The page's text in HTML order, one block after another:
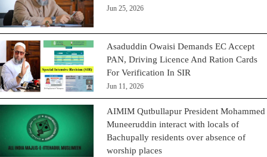
Jun 25, 2026
Asaduddin Owaisi Demands EC Accept
PAN, Driving Licence And Ration Cards
For Verification In SIR
Jun 11, 2026
AIMIM Qutbullapur President Mohammed
Muneeruddin interact with locals of
Bachupally residents over absence of
worship places